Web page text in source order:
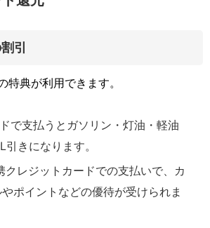
引
特典が利用できます。
で支払うとガソリン・灯油・軽油
きになります。
クレジットカードでの支払いで、カ
ポイントなどの優待が受けられま